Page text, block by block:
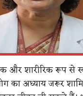
और शारीरिक रूप से
का अध्याय जरूर